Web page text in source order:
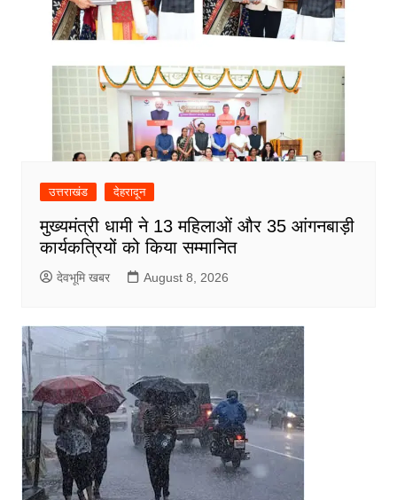
उत्तराखंड देहरादून
मुख्यमंत्री धामी ने 13 महिलाओं और 35 आंगनबाड़ी
कार्यकत्रियों को किया सम्मानित
देवभूमि खबर August 8, 2026